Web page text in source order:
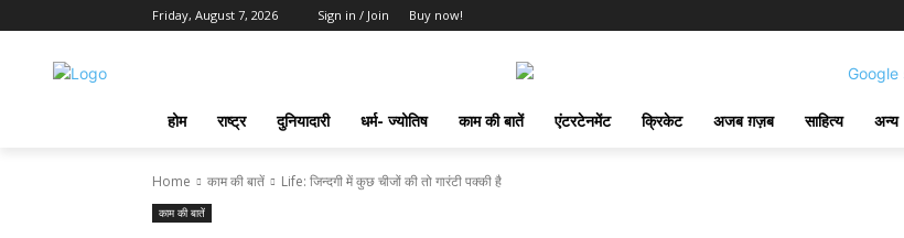
Friday, August 7, 2026 Sign in / Join Buy now!
होम राष्ट्र दुनियादारी धर्म- ज्योतिष काम की बातें एंटरटेनमेंट क्रिकेट अजब ग़ज़ब साहित्य अन्य
Home काम की बातें Life: जिन्दगी में कुछ चीजों की तो गारंटी पक्की है
काम की बातें